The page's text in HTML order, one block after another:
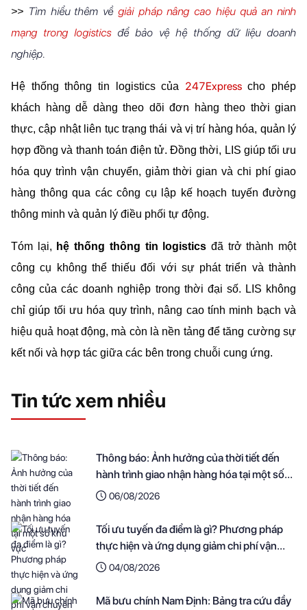
>> Tìm hiểu thêm về giải pháp nâng cao hiệu quả an ninh
mạng trong logisticsđể bảo vệ hệ thống dữ liệu doanh
nghiệp.
Hệ thống thông tin logistics của 247Express cho phép
khách hàng dễ dàng theo dõi đơn hàng theo thời gian
thực, cập nhật liên tục trạng thái và vị trí hàng hóa, quản lý
hợp đồng và thanh toán điện tử. Đồng thời, LIS giúp tối ưu
hóa quy trình vận chuyển, giảm thời gian và chi phí giao
hàng thông qua các công cụ lập kế hoạch tuyến đường
thông minh và quản lý điều phối tự động.
Tóm lại, hệ thống thông tin logistics đã trở thành một
công cụ không thể thiếu đối với sự phát triển và thành
công của các doanh nghiệp trong thời đại số. LIS không
chỉ giúp tối ưu hóa quy trình, nâng cao tính minh bạch và
hiệu quả hoạt động, mà còn là nền tảng để tăng cường sự
kết nối và hợp tác giữa các bên trong chuỗi cung ứng.
Tin tức xem nhiều
Thông báo: Ảnh hưởng của thời tiết đến
hành trình giao nhận hàng hóa tại một số
khu vực
06/08/2026
Tối ưu tuyến đa điểm là gì? Phương pháp
thực hiện và ứng dụng giảm chi phí vận
chuyển cho doanh nghiệp
04/08/2026
Mã bưu chính Nam Định: Bảng tra cứu đầy